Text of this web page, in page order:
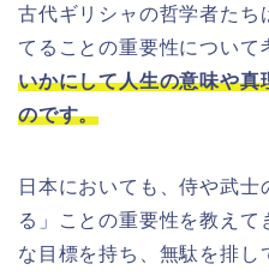
古代ギリシャの哲学者たち
てることの重要性について
いかにして人生の意味や真
のです。
日本においても、侍や武
る」ことの重要性を教えて
な目標を持ち、無駄を排し